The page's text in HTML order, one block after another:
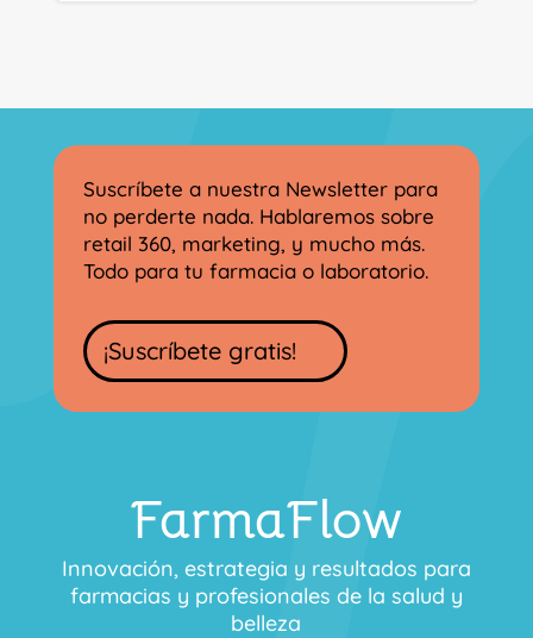
Suscríbete a nuestra Newsletter para
no perderte nada. Hablaremos sobre
retail 360, marketing, y mucho más.
Todo para tu farmacia o laboratorio.
¡Suscríbete gratis!
FarmaFlow
Innovación, estrategia y resultados para
farmacias y profesionales de la salud y
belleza